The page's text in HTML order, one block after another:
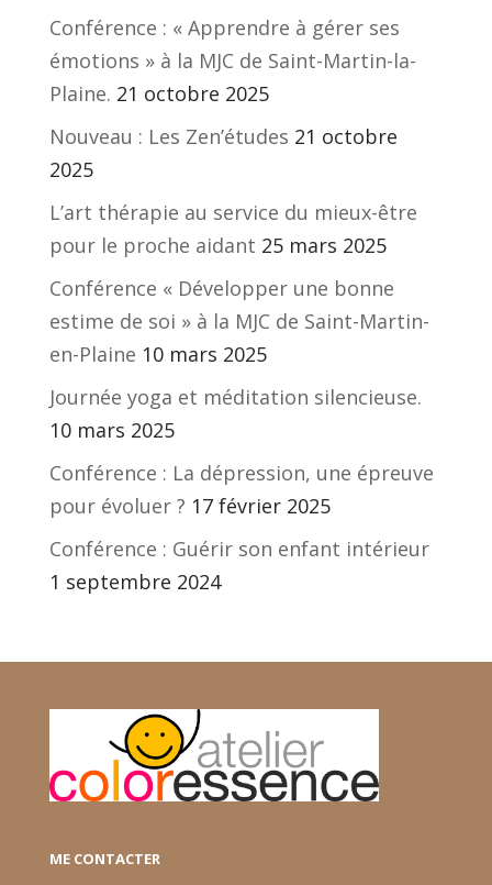
Conférence : « Apprendre à gérer ses
émotions » à la MJC de Saint-Martin-la-
Plaine. 21 octobre 2025
Nouveau : Les Zen’études 21 octobre
2025
L’art thérapie au service du mieux-être
pour le proche aidant 25 mars 2025
Conférence « Développer une bonne
estime de soi » à la MJC de Saint-Martin-
en-Plaine 10 mars 2025
Journée yoga et méditation silencieuse.
10 mars 2025
Conférence : La dépression, une épreuve
pour évoluer ? 17 février 2025
Conférence : Guérir son enfant intérieur
1 septembre 2024
ME CONTACTER